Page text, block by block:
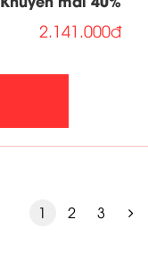
2.141.000đ
1 2 3